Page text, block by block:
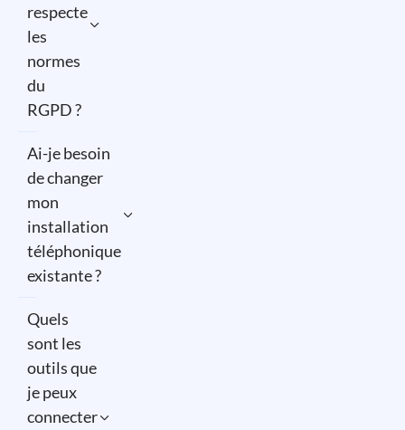
respecte
les
normes
du
RGPD ?
Ai-je besoin
de changer
mon
installation
téléphonique
existante ?
Quels
sont les
outils que
je peux
connecter